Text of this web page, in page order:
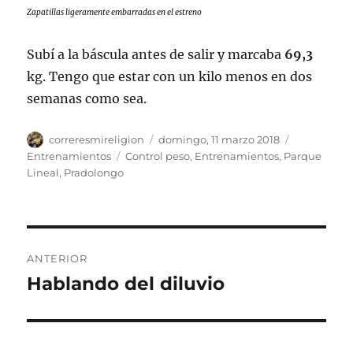
Zapatillas ligeramente embarradas en el estreno
Subí a la báscula antes de salir y marcaba 69,3
kg. Tengo que estar con un kilo menos en dos
semanas como sea.
Autor
correresmireligion
Publicado
el
domingo, 11 marzo 2018
Entrenamientos
Etiquetas
Control peso, Entrenamientos, Parque
Lineal, Pradolongo
de
ANTERIOR
Entrada
Hablando del diluvio